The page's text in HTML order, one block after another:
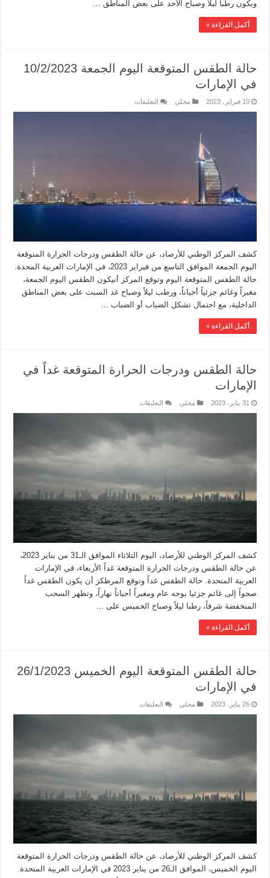
ويكون رطبا ليلاً وصباح الأحد على بعض المناطق …
أكمل القراءة »
حالة الطقس المتوقعة اليوم الجمعة 10/2/2023
في الإمارات
10 فبراير، 2023 محلي التعليقات
كشف المركز الوطني للأرصاد، عن حالة الطقس ودرجات الحرارة المتوقعة
اليوم الجمعة الموافق التاسع من فبراير 2023، في الإمارات العربية المحدة.
حالة الطقس المتوقعة اليوم وتوقع المركز أنيكون الطقس اليوم الجمعة،
مغبراً وغائم جزئياً أحياناً، ورطب ليلاً وصباح غد السبت على بعض المناطق
الداخلية، مع احتمال تشكل الضباب أو الضباب …
أكمل القراءة »
حالة الطقس ودرجات الحرارة المتوقعة غداً في
الإمارات
31 يناير، 2023 محلي التعليقات
كشف المركز الوطني للأرصاد، اليوم الثلاثاء الموافق الـ31 من يناير 2023،
عن حالة الطقس ودرجات الحرارة المتوقعة غداً الأربعاء، في الإمارات
العربية المتحدة. حالة الطقس غداً وتوقع المرطكز أن يكون الطقس غداً
صحواً إلى غائم جزئيا بوجه عام ومغبراً أحياناً نهاراً، وتظهر السحب
المنخفضة شرقاً، رطبا ليلاً وصباح الخميس على …
أكمل القراءة »
حالة الطقس المتوقعة اليوم الخميس 26/1/2023
في الإمارات
26 يناير، 2023 محلي التعليقات
كشف المركز الوطني للأرصاد، عن حالة الطقس ودرجات الحرارة المتوقعة
اليوم الخميس، الموافق الـ26 من يناير 2023 في الإمارات العربية المتحدة.